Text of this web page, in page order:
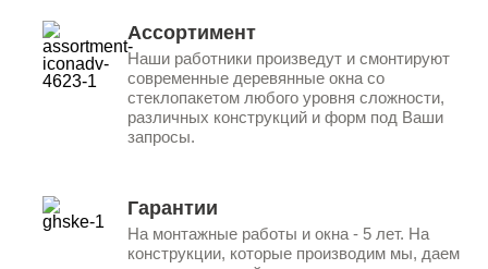
Ассортимент
Наши работники произведут и смонтируют
современные деревянные окна со
стеклопакетом любого уровня сложности,
различных конструкций и форм под Ваши
запросы.
Гарантии
На монтажные работы и окна - 5 лет. На
конструкции, которые производим мы, даем